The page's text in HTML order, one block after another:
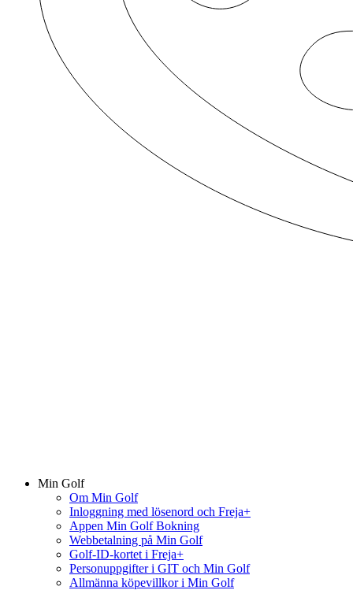
Min Golf
Om Min Golf
Inloggning med lösenord och Freja+
Appen Min Golf Bokning
Webbetalning på Min Golf
Golf-ID-kortet i Freja+
Personuppgifter i GIT och Min Golf
Allmänna köpevillkor i Min Golf